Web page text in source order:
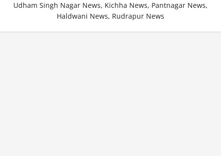
Udham Singh Nagar News, Kichha News, Pantnagar News,
Haldwani News, Rudrapur News